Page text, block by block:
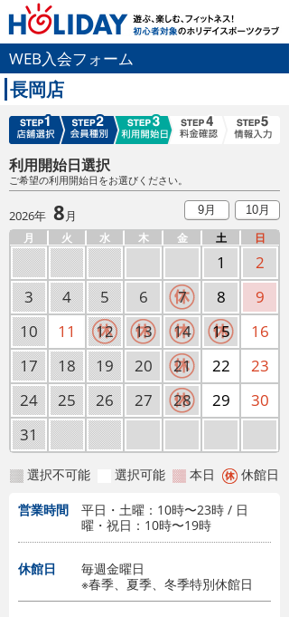
WEB入会フォーム
長岡店
利用開始日選択
ご希望の利用開始日をお選びください。
2026年 8月 9月 10月
月 火 水 木 金 土 日
1
2
3
4 5 6 7 8
9
10
11 12 13 14 15
16
17
18 19 20 21 22
23
24
25 26 27 28 29
30
31
選択不可能 選択可能 本日 休館日
営業時間
平日・土曜：10時〜23時 / 日
曜・祝日：10時〜19時
休館日
毎週金曜日
※春季、夏季、冬季特別休館日